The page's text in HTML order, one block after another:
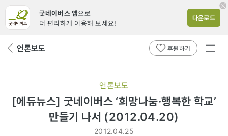
굿네이버스 앱으로
더 편리하게 이용해 보세요!
다운로드
뒤 언론보도 후원하기
전체
언론보도
[에듀뉴스] 굿네이버스 ‘희망나눔·행복한 학교’
만들기 나서 (2012.04.20)
2012.04.25